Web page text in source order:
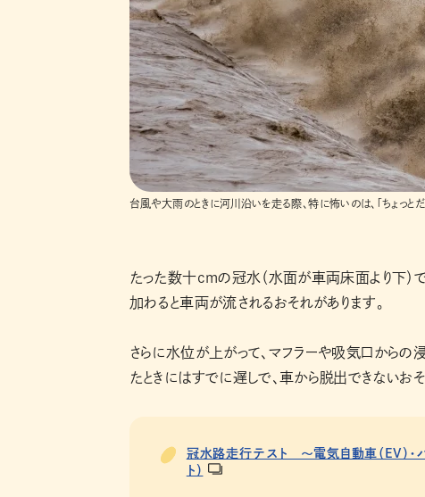
台風や大雨のときに河川沿いを走る際、特に怖いのは、「ちょっ
たった数十cmの冠水（水面が車両床面より下）
加わると車両が流されるおそれがあります。
さらに水位が上がって、マフラーや吸気口から
たときにはすでに遅しで、車から脱出できないおそ
冠水路走行テスト ～電気自動車（EV）・
ト）